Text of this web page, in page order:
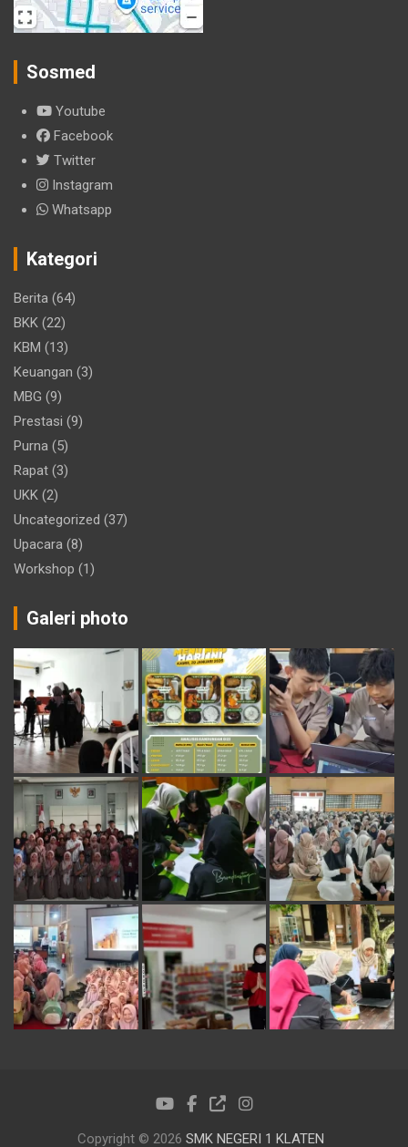
Sosmed
Youtube
Facebook
Twitter
Instagram
Whatsapp
Kategori
Berita (64)
BKK (22)
KBM (13)
Keuangan (3)
MBG (9)
Prestasi (9)
Purna (5)
Rapat (3)
UKK (2)
Uncategorized (37)
Upacara (8)
Workshop (1)
Galeri photo
Copyright © 2026 SMK NEGERI 1 KLATEN